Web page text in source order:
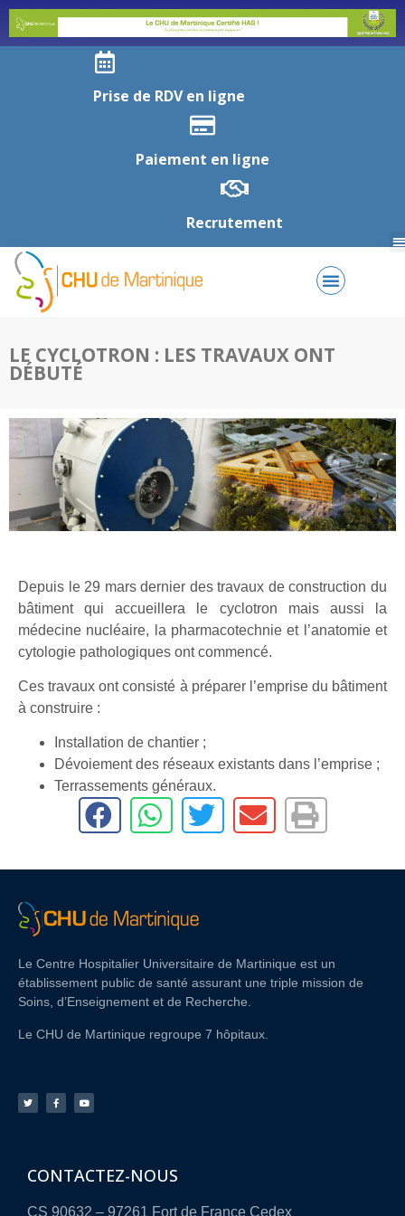
Prise de RDV en ligne
Paiement en ligne
Recrutement
LE CYCLOTRON : LES TRAVAUX ONT
DÉBUTÉ
Depuis le 29 mars dernier des travaux de construction du
bâtiment qui accueillera le cyclotron mais aussi la
médecine nucléaire, la pharmacotechnie et l’anatomie et
cytologie pathologiques ont commencé.
Ces travaux ont consisté à préparer l’emprise du bâtiment
à construire :
Installation de chantier ;
Dévoiement des réseaux existants dans l’emprise ;
Terrassements généraux.
Le Centre Hospitalier Universitaire de Martinique est un
établissement public de santé assurant une triple mission de
Soins, d’Enseignement et de Recherche.
Le CHU de Martinique regroupe 7 hôpitaux.
CONTACTEZ-NOUS
CS 90632 – 97261 Fort de France Cedex